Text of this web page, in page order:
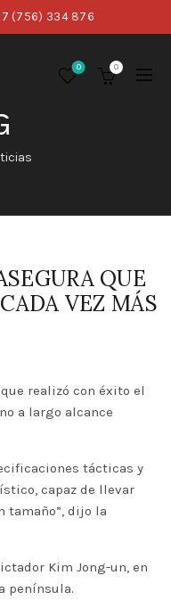
(756) 334 876
0 0
QUE
VEZ MÁS
realizó con éxito el
a largo alcance
tácticas y
capaz de llevar
tamaño”, dijo la
Kim Jong-un, en
península.